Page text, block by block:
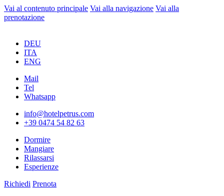
Vai al contenuto principale Vai alla navigazione Vai alla
prenotazione
DEU
ITA
ENG
Mail
Tel
Whatsapp
info@hotelpetrus.com
+39 0474 54 82 63
Dormire
Mangiare
Rilassarsi
Esperienze
Richiedi Prenota